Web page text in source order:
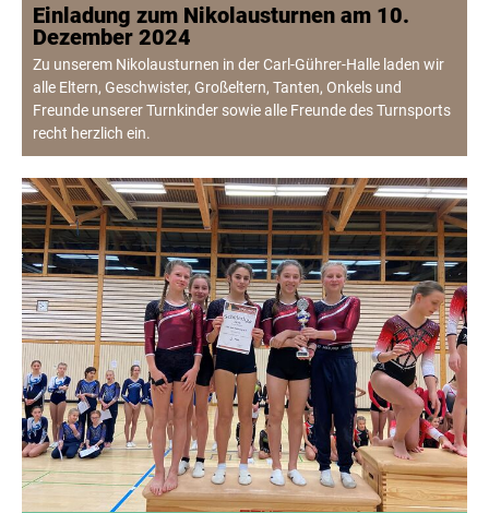
Einladung zum Nikolausturnen am 10.
Dezember 2024
Zu unserem Nikolausturnen in der Carl-Gührer-Halle laden wir
alle Eltern, Geschwister, Großeltern, Tanten, Onkels und
Freunde unserer Turnkinder sowie alle Freunde des Turnsports
recht herzlich ein.